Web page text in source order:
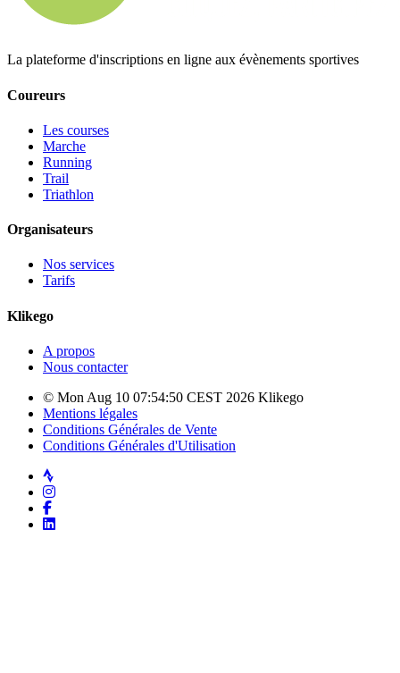
La plateforme d'inscriptions en ligne aux évènements sportives
Coureurs
Les courses
Marche
Running
Trail
Triathlon
Organisateurs
Nos services
Tarifs
Klikego
A propos
Nous contacter
© Mon Aug 10 07:54:50 CEST 2026 Klikego
Mentions légales
Conditions Générales de Vente
Conditions Générales d'Utilisation
Strava
Instagram
Facebook
LinkedIn